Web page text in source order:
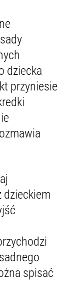
dziecka
przyniesie
dzieckiem
spisać